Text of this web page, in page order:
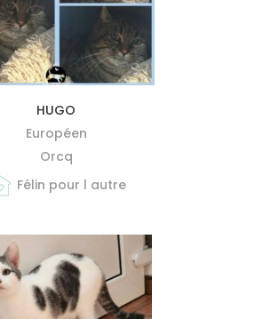
MIEUX ME CONNAÎTRE
HUGO
Européen
Orcq
Félin pour l autre